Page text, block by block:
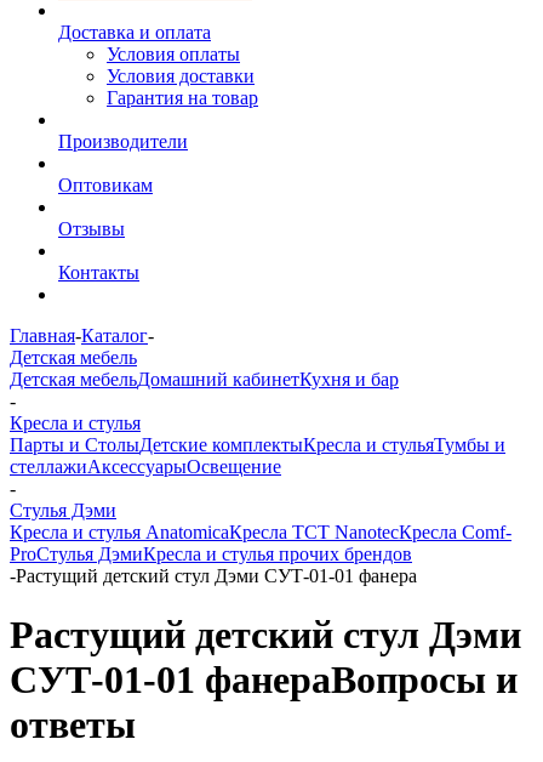
Доставка и оплата
Условия оплаты
Условия доставки
Гарантия на товар
Производители
Оптовикам
Отзывы
Контакты
Главная-Каталог-
Детская мебель
Детская мебельДомашний кабинетКухня и бар
-
Кресла и стулья
Парты и СтолыДетские комплектыКресла и стульяТумбы и
стеллажиАксессуарыОсвещение
-
Стулья Дэми
Кресла и стулья AnatomicaКресла TCT NanotecКресла Comf-
ProСтулья ДэмиКресла и стулья прочих брендов
-Растущий детский стул Дэми СУТ-01-01 фанера
Растущий детский стул Дэми
СУТ-01-01 фанераВопросы и
ответы